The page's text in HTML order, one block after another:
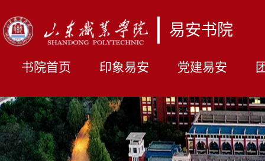
易安书院
书院首页 印象易安 党建易安